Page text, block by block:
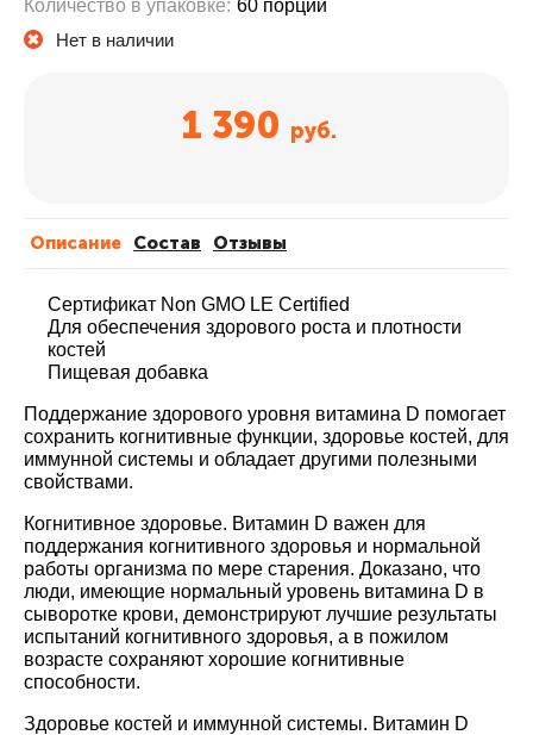
Количество в упаковке: 60 порций
Нет в наличии
1 390 руб.
Описание Cостав Отзывы
Сертификат Non GMO LE Certified
Для обеспечения здорового роста и плотности
костей
Пищевая добавка
Поддержание здорового уровня витамина D помогает
сохранить когнитивные функции, здоровье костей, для
иммунной системы и обладает другими полезными
свойствами.
Когнитивное здоровье. Витамин D важен для
поддержания когнитивного здоровья и нормальной
работы организма по мере старения. Доказано, что
люди, имеющие нормальный уровень витамина D в
сыворотке крови, демонстрируют лучшие результаты
испытаний когнитивного здоровья, а в пожилом
возрасте сохраняют хорошие когнитивные
способности.
Здоровье костей и иммунной системы. Витамин D